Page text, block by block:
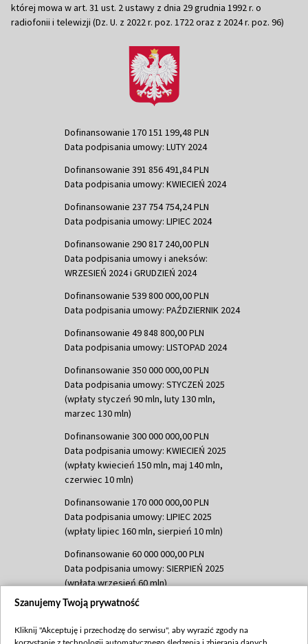
której mowa w art. 31 ust. 2 ustawy z dnia 29 grudnia 1992 r. o
radiofonii i telewizji (Dz. U. z 2022 r. poz. 1722 oraz z 2024 r. poz. 96)
Dofinansowanie 170 151 199,48 PLN
Data podpisania umowy: LUTY 2024
Dofinansowanie 391 856 491,84 PLN
Data podpisania umowy: KWIECIEŃ 2024
Dofinansowanie 237 754 754,24 PLN
Data podpisania umowy: LIPIEC 2024
Dofinansowanie 290 817 240,00 PLN
Data podpisania umowy i aneksów:
WRZESIEŃ 2024 i GRUDZIEŃ 2024
Dofinansowanie 539 800 000,00 PLN
Data podpisania umowy: PAŹDZIERNIK 2024
Dofinansowanie 49 848 800,00 PLN
Data podpisania umowy: LISTOPAD 2024
Dofinansowanie 350 000 000,00 PLN
Data podpisania umowy: STYCZEŃ 2025
(wpłaty styczeń 90 mln, luty 130 mln,
marzec 130 mln)
Dofinansowanie 300 000 000,00 PLN
Data podpisania umowy: KWIECIEŃ 2025
(wpłaty kwiecień 150 mln, maj 140 mln,
czerwiec 10 mln)
Dofinansowanie 170 000 000,00 PLN
Data podpisania umowy: LIPIEC 2025
(wpłaty lipiec 160 mln, sierpień 10 mln)
Dofinansowanie 60 000 000,00 PLN
Data podpisania umowy: SIERPIEŃ 2025
(wpłata wrzesień 60 mln)
Dofinansowanie 635 783 051,21 PLN
(wpłata wrzesień 100 mln, październik 350
Szanujemy Twoją prywatność
Kliknij "Akceptuję i przechodzę do serwisu", aby wyrazić zgody na